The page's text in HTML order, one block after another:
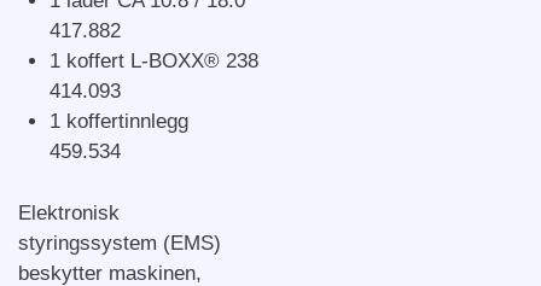
417.882
1 koffert L-BOXX® 238
414.093
1 koffertinnlegg
459.534
Elektronisk
styringssystem (EMS)
beskytter maskinen,